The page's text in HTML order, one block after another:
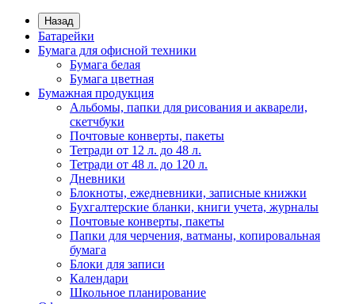
Назад
Батарейки
Бумага для офисной техники
Бумага белая
Бумага цветная
Бумажная продукция
Альбомы, папки для рисования и акварели,
скетчбуки
Почтовые конверты, пакеты
Тетради от 12 л. до 48 л.
Тетради от 48 л. до 120 л.
Дневники
Блокноты, ежедневники, записные книжки
Бухгалтерские бланки, книги учета, журналы
Почтовые конверты, пакеты
Папки для черчения, ватманы, копировальная
бумага
Блоки для записи
Календари
Школьное планирование